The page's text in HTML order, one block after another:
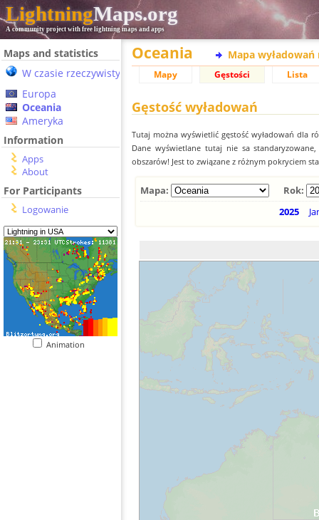
LightningMaps.org
A community project with free lightning maps and apps
Maps and statistics
W czasie rzeczywistym
Europa
Oceania
Ameryka
Information
Apps
About
For Participants
Logowanie
Animation
Oceania Mapa wyładowań
Mapy Gęstości Lista
Gęstość wyładowań
Tutaj można wyświetlić gęstość wyładowań dla
Dane wyświetlane tutaj nie sa
obszarów! Jest to związane z różnym pokryciem
Mapa:
Rok:
2025